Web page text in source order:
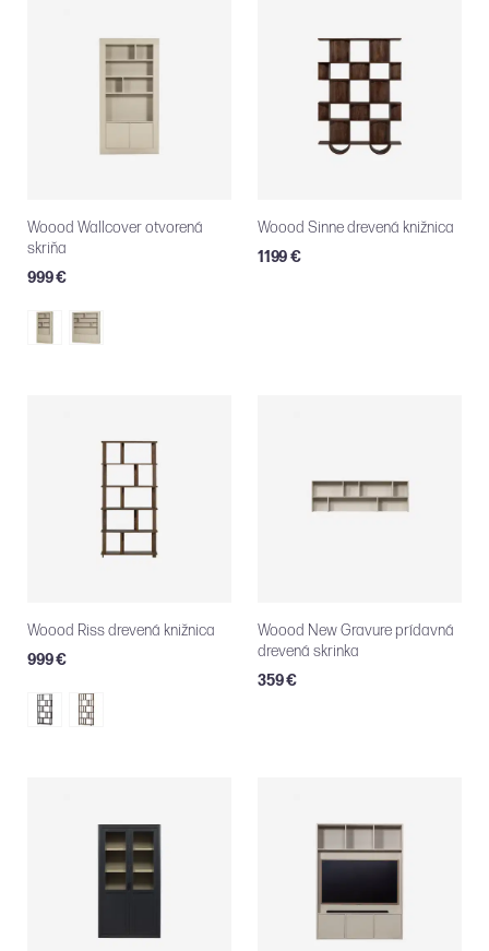
Woood Wallcover otvorená
skriňa
999 €
Woood Sinne drevená knižnica
1199 €
Woood Riss drevená knižnica
999 €
Woood New Gravure prídavná
drevená skrinka
359 €